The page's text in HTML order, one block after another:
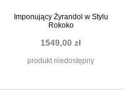
Imponujący Żyrandol w Stylu
Rokoko
1549,00 zł
produkt niedostępny